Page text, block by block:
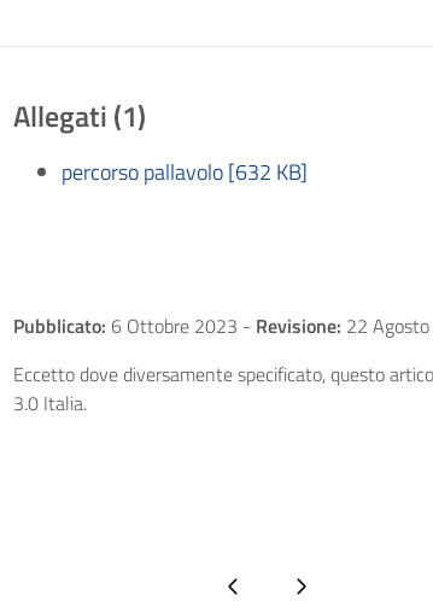
Allegati (1)
percorso pallavolo [632 KB]
Pubblicato: 6 Ottobre 2023 - Revisione: 22
Eccetto dove diversamente specificato, questo
3.0 Italia.
Pagina precedentePagina successiva